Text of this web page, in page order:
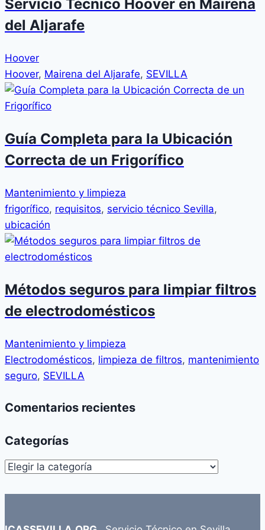
Servicio Técnico Hoover en Mairena
del Aljarafe
Hoover
Hoover, Mairena del Aljarafe, SEVILLA
Guía Completa para la Ubicación
Correcta de un Frigorífico
Mantenimiento y limpieza
frigorífico, requisitos, servicio técnico Sevilla,
ubicación
Métodos seguros para limpiar filtros
de electrodomésticos
Mantenimiento y limpieza
Electrodomésticos, limpieza de filtros, mantenimiento
seguro, SEVILLA
Comentarios recientes
Categorías
Categorías